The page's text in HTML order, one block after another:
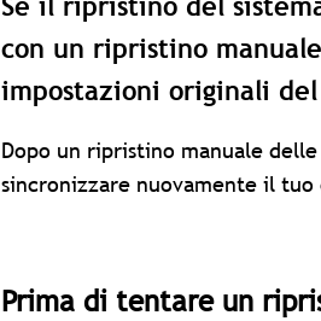
Se il ripristino del
con un ripristino
impostazioni originali del
Dopo un ripristino manuale
sincronizzare nuovamente il tuo
Prima di tentare un